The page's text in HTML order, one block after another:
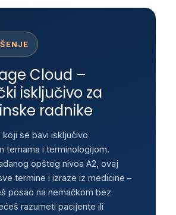
Cloud –
isključivo za
radnike
koji se bavi isključivo
temama i terminologijom.
opšteg nivoa A2, ovaj
termine i izraze iz medicine –
posao na nemačkom bez
razumeti pacijente ili